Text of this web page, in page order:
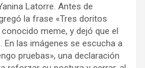
Latorre. Antes de
la frase «Tres doritos
meme, y dejó que el
En las imágenes se escucha a
pruebas», una declaración